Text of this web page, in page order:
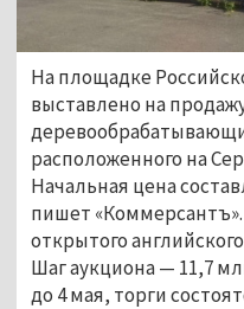
На площадке
выставлено на
расположенного на
Начальная цена
пишет
открытого
Шаг аукциона— 11,7
до 4 мая, торги